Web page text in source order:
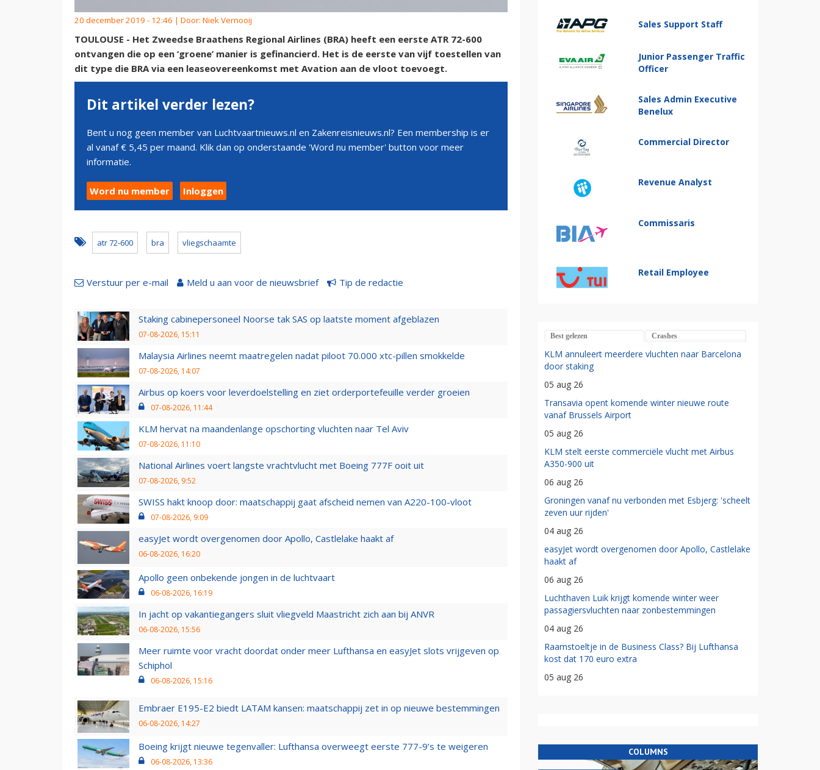
20 december 2019 - 12:46 | Door: Niek Vernooij
TOULOUSE - Het Zweedse Braathens Regional Airlines (BRA) heeft een eerste ATR 72-600
ontvangen die op een ‘groene’ manier is gefinancierd. Het is de eerste van vijf toestellen van
dit type die BRA via een leaseovereenkomst met Avation aan de vloot toevoegt.
Dit artikel verder lezen?
Bent u nog geen member van Luchtvaartnieuws.nl en Zakenreisnieuws.nl? Een membership is er
al vanaf € 5,45 per maand. Klik dan op onderstaande 'Word nu member' button voor meer
informatie.
Word nu member Inloggen
atr 72-600 bra vliegschaamte
Verstuur per e-mail Meld u aan voor de nieuwsbrief Tip de redactie
Staking cabinepersoneel Noorse tak SAS op laatste moment afgeblazen
07-08-2026, 15:11
Malaysia Airlines neemt maatregelen nadat piloot 70.000 xtc-pillen smokkelde
07-08-2026, 14:07
Airbus op koers voor leverdoelstelling en ziet orderportefeuille verder groeien
07-08-2026, 11:44
KLM hervat na maandenlange opschorting vluchten naar Tel Aviv
07-08-2026, 11:10
National Airlines voert langste vrachtvlucht met Boeing 777F ooit uit
07-08-2026, 9:52
SWISS hakt knoop door: maatschappij gaat afscheid nemen van A220-100-vloot
07-08-2026, 9:09
easyJet wordt overgenomen door Apollo, Castlelake haakt af
06-08-2026, 16:20
Apollo geen onbekende jongen in de luchtvaart
06-08-2026, 16:19
In jacht op vakantiegangers sluit vliegveld Maastricht zich aan bij ANVR
06-08-2026, 15:56
Meer ruimte voor vracht doordat onder meer Lufthansa en easyJet slots vrijgeven op
Schiphol
06-08-2026, 15:16
Embraer E195-E2 biedt LATAM kansen: maatschappij zet in op nieuwe bestemmingen
06-08-2026, 14:27
Boeing krijgt nieuwe tegenvaller: Lufthansa overweegt eerste 777-9’s te weigeren
06-08-2026, 13:36
Sales Support Staff
Junior Passenger Traffic
Officer
Sales Admin Executive
Benelux
Commercial Director
Revenue Analyst
Commissaris
Retail Employee
Best gelezen Crashes
KLM annuleert meerdere vluchten naar Barcelona
door staking
05 aug 26
Transavia opent komende winter nieuwe route
vanaf Brussels Airport
05 aug 26
KLM stelt eerste commerciële vlucht met Airbus
A350-900 uit
06 aug 26
Groningen vanaf nu verbonden met Esbjerg: 'scheelt
zeven uur rijden'
04 aug 26
easyJet wordt overgenomen door Apollo, Castlelake
haakt af
06 aug 26
Luchthaven Luik krijgt komende winter weer
passagiersvluchten naar zonbestemmingen
04 aug 26
Raamstoeltje in de Business Class? Bij Lufthansa
kost dat 170 euro extra
05 aug 26
COLUMNS